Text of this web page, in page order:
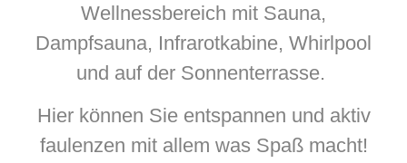
Wellnessbereich mit Sauna,
Dampfsauna, Infrarotkabine, Whirlpool
und auf der Sonnenterrasse.
Hier können Sie entspannen und aktiv
faulenzen mit allem was Spaß macht!